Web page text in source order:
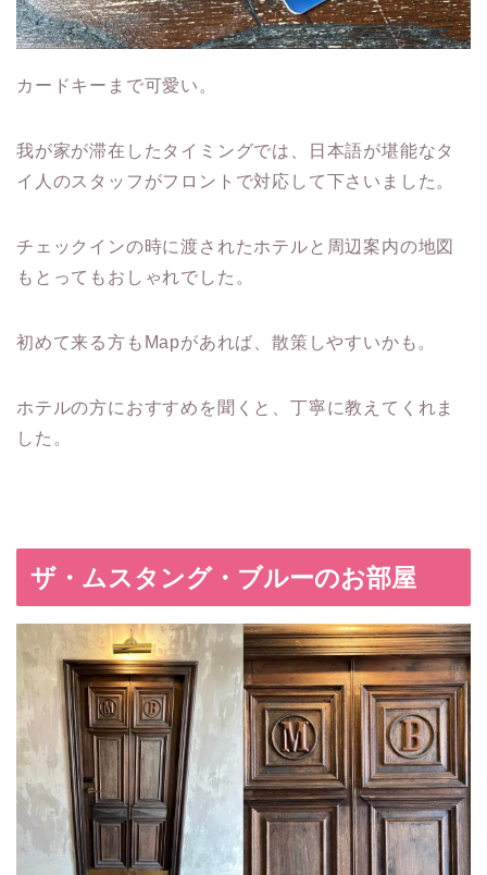
カードキーまで可愛い。
我が家が滞在したタイミングでは、日本語が堪能なタ
イ人のスタッフがフロントで対応して下さいました。
チェックインの時に渡されたホテルと周辺案内の地図
もとってもおしゃれでした。
初めて来る方もMapがあれば、散策しやすいかも。
ホテルの方におすすめを聞くと、丁寧に教えてくれま
した。
ザ・ムスタング・ブルーのお部屋